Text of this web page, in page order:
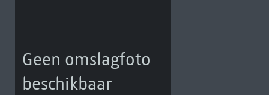
Geen omslagfoto
beschikbaar